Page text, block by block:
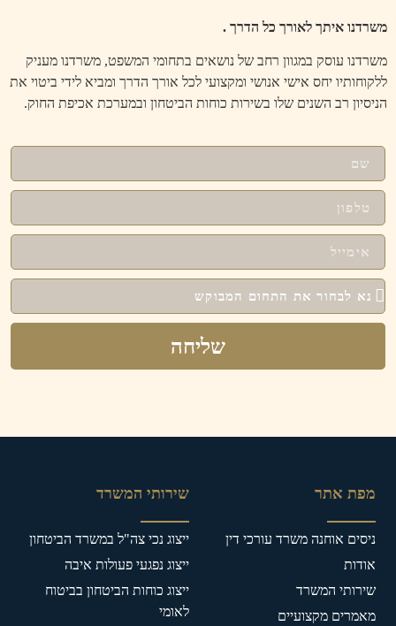
משרדנו איתך לאורך כל הדרך .
משרדנו עוסק במגוון רחב של נושאים בתחומי המשפט, משרדנו מעניק
ללקוחותיו יחס אישי אנושי ומקצועי לכל אורך הדרך ומביא לידי ביטוי את
הניסיון רב השנים שלו בשירות כוחות הביטחון ובמערכת אכיפת החוק.
שליחה
מפת אתר
ניסים אוחנה משרד עורכי דין
אודות
שירותי המשרד
מאמרים מקצועיים
שירותי המשרד
ייצוג נכי צה"ל במשרד הביטחון
ייצוג נפגעי פעולות איבה
ייצוג כוחות הביטחון בביטוח
לאומי